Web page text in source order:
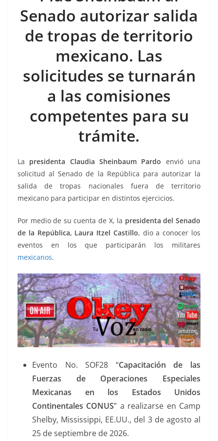
b
o
o
A
p
p
Li
n
k
a
m
Senado autorizar salida
de tropas de territorio
mexicano. Las
solicitudes se turnarán
a las comisiones
competentes para su
trámite.
La presidenta Claudia Sheinbaum Pardo envió una
solicitud al Senado de la República para autorizar la
salida de tropas nacionales fuera de territorio
mexicano para participar en distintos ejercicios.
Por medio de su cuenta de X, la presidenta del Senado
de la República, Laura Itzel Castillo, dio a conocer los
eventos en los que participarán los militares
mexicanos.
Evento No. SOF28 “Capacitación de las
Fuerzas de Operaciones Especiales
Mexicanas en los Estados Unidos
Continentales CONUS” a realizarse en Camp
Shelby, Mississippi, EE.UU., del 3 de agosto al
25 de septiembre de 2026.